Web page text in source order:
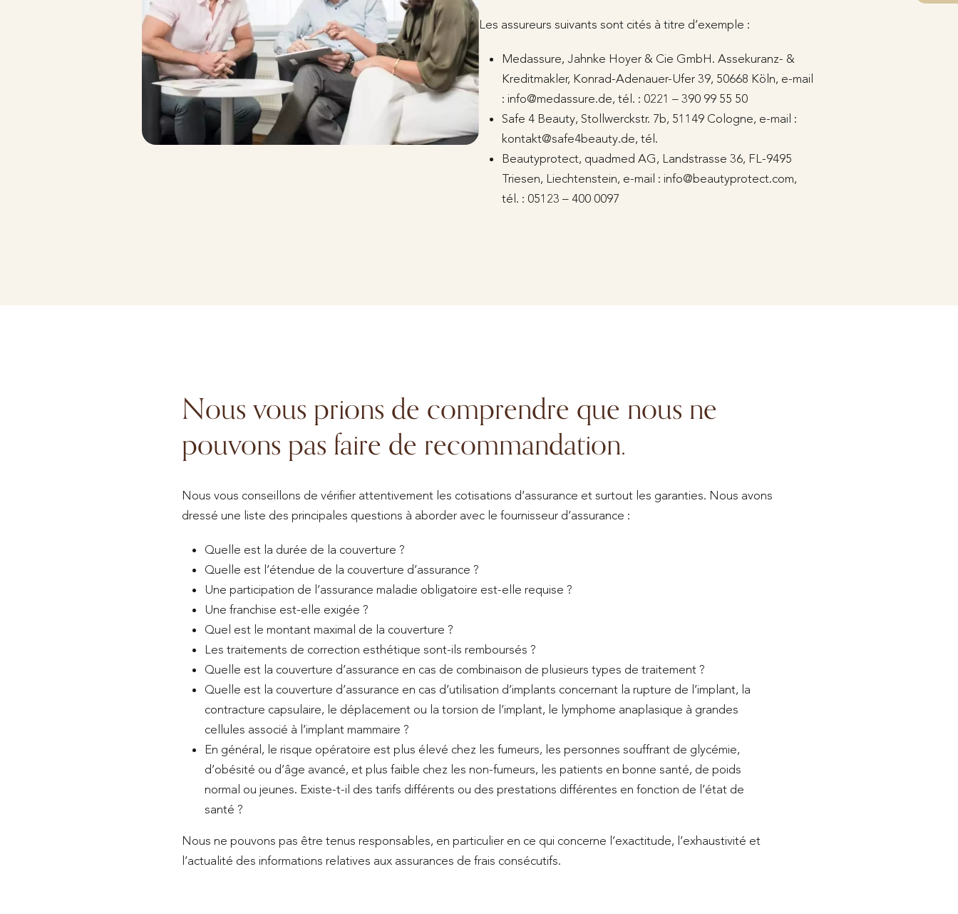
Les assureurs suivants sont cités à titre d’exemple :
Medassure, Jahnke Hoyer & Cie GmbH. Assekuranz- &
Kreditmakler, Konrad-Adenauer-Ufer 39, 50668 Köln, e-mail
: info@medassure.de, tél. : 0221 – 390 99 55 50
Safe 4 Beauty, Stollwerckstr. 7b, 51149 Cologne, e-mail :
kontakt@safe4beauty.de, tél.
Beautyprotect, quadmed AG, Landstrasse 36, FL-9495
Triesen, Liechtenstein, e-mail : info@beautyprotect.com,
tél. : 05123 – 400 0097
Nous vous prions de comprendre que nous ne
pouvons pas faire de recommandation.
Nous vous conseillons de vérifier attentivement les cotisations d’assurance et surtout les garanties. Nous avons
dressé une liste des principales questions à aborder avec le fournisseur d’assurance :
Quelle est la durée de la couverture ?
Quelle est l’étendue de la couverture d’assurance ?
Une participation de l’assurance maladie obligatoire est-elle requise ?
Une franchise est-elle exigée ?
Quel est le montant maximal de la couverture ?
Les traitements de correction esthétique sont-ils remboursés ?
Quelle est la couverture d’assurance en cas de combinaison de plusieurs types de traitement ?
Quelle est la couverture d’assurance en cas d’utilisation d’implants concernant la rupture de l’implant, la
contracture capsulaire, le déplacement ou la torsion de l’implant, le lymphome anaplasique à grandes
cellules associé à l’implant mammaire ?
En général, le risque opératoire est plus élevé chez les fumeurs, les personnes souffrant de glycémie,
d’obésité ou d’âge avancé, et plus faible chez les non-fumeurs, les patients en bonne santé, de poids
normal ou jeunes. Existe-t-il des tarifs différents ou des prestations différentes en fonction de l’état de
santé ?
Nous ne pouvons pas être tenus responsables, en particulier en ce qui concerne l’exactitude, l’exhaustivité et
l’actualité des informations relatives aux assurances de frais consécutifs.